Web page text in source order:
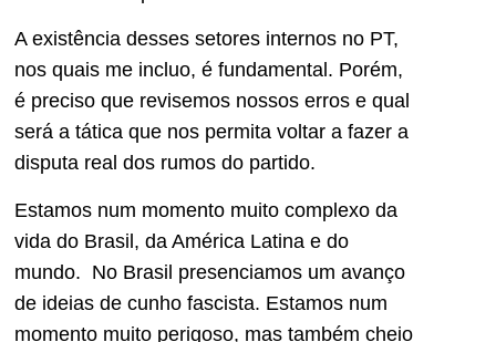
A existência desses setores internos no PT,
nos quais me incluo, é fundamental. Porém,
é preciso que revisemos nossos erros e qual
será a tática que nos permita voltar a fazer a
disputa real dos rumos do partido.
Estamos num momento muito complexo da
vida do Brasil, da América Latina e do
mundo. No Brasil presenciamos um avanço
de ideias de cunho fascista. Estamos num
momento muito perigoso, mas também cheio